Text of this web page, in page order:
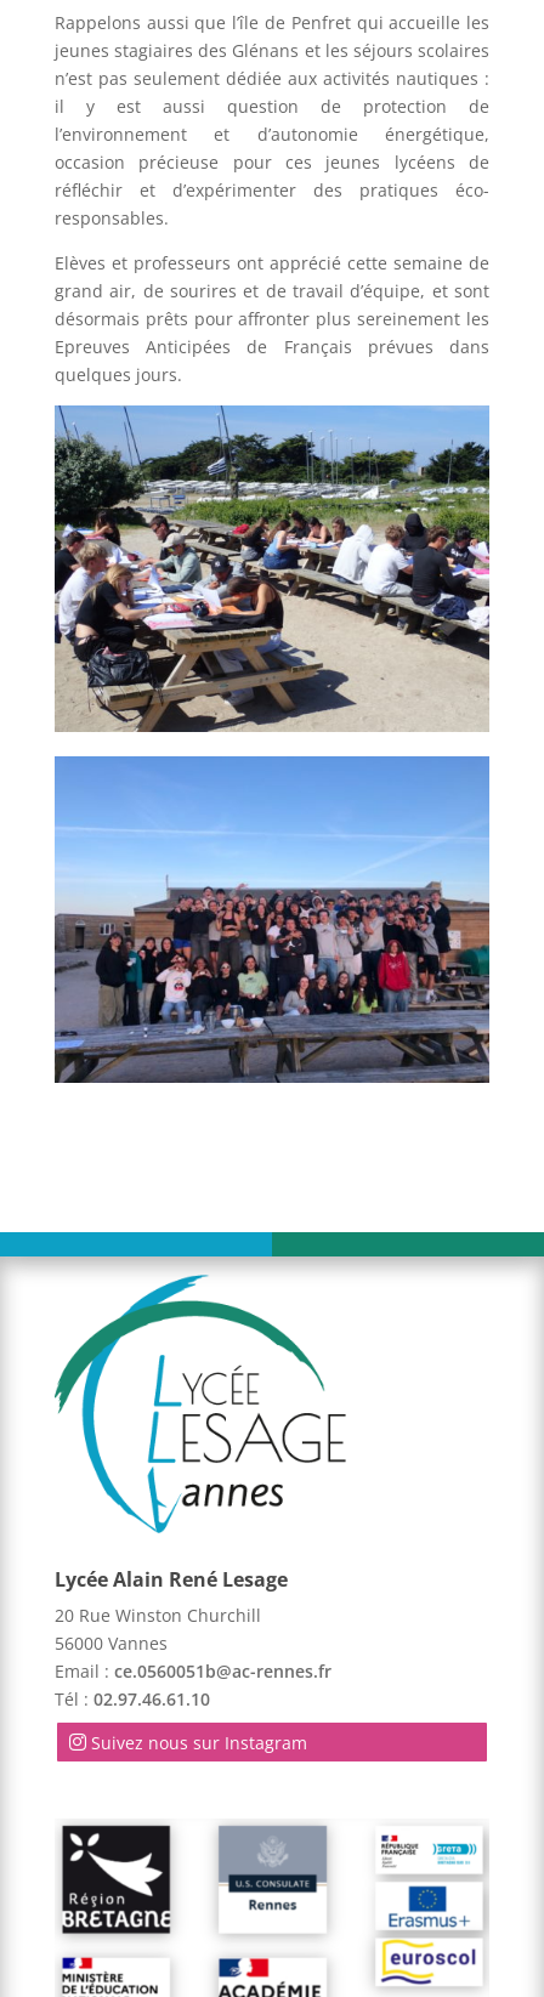
Rappelons aussi que l’île de Penfret qui accueille les
jeunes stagiaires des Glénans et les séjours scolaires
n’est pas seulement dédiée aux activités nautiques :
il y est aussi question de protection de
l’environnement et d’autonomie énergétique,
occasion précieuse pour ces jeunes lycéens de
réfléchir et d’expérimenter des pratiques éco-
responsables.
Elèves et professeurs ont apprécié cette semaine de
grand air, de sourires et de travail d’équipe, et sont
désormais prêts pour affronter plus sereinement les
Epreuves Anticipées de Français prévues dans
quelques jours.
Lycée Alain René Lesage
20 Rue Winston Churchill
56000 Vannes
Email : ce.0560051b@ac-rennes.fr
Tél : 02.97.46.61.10
Suivez nous sur Instagram